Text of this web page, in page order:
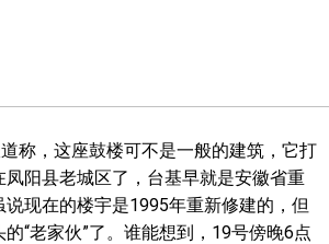
称，这座鼓楼可不是一般的建筑，它打
凤阳县老城区了，台基早就是安徽省重
说现在的楼宇是1995年重新修建的，但
“老家伙”了。谁能想到，19号傍晚6点